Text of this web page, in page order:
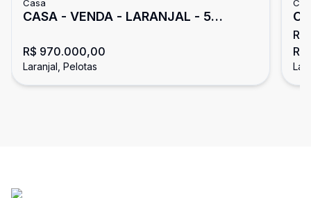
Casa
CASA - VENDA - LARANJAL - 5
R$ 970.000,00
Laranjal, Pelotas